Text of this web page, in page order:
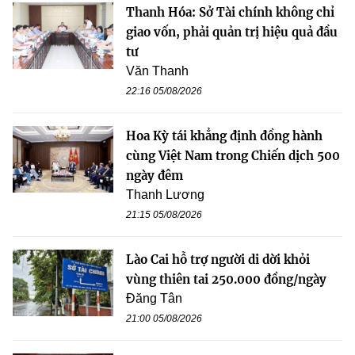
Thanh Hóa: Sở Tài chính không chỉ
giao vốn, phải quản trị hiệu quả đầu
tư
Văn Thanh
22:16 05/08/2026
Hoa Kỳ tái khẳng định đồng hành
cùng Việt Nam trong Chiến dịch 500
ngày đêm
Thanh Lương
21:15 05/08/2026
Lào Cai hỗ trợ người di dời khỏi
vùng thiên tai 250.000 đồng/ngày
Đăng Tân
21:00 05/08/2026